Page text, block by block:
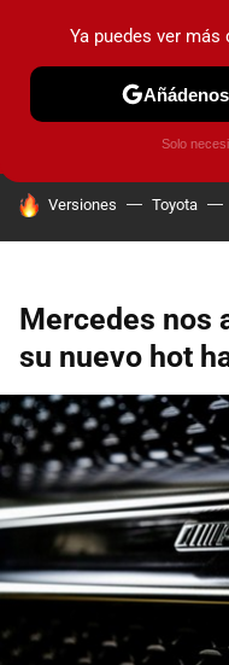
PRUEBAS INDUSTRIA
HOY SE HABLA DE
Versiones Toyota
Mercedes nos
su nuevo hot
Ya puedes ver
Solo